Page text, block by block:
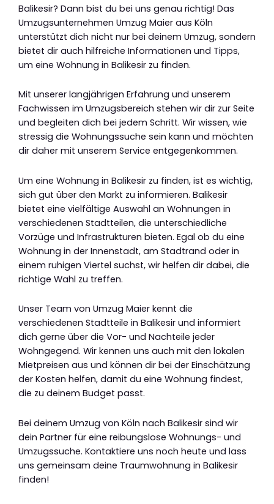
Balikesir? Dann bist du bei uns genau richtig! Das
Umzugsunternehmen Umzug Maier aus Köln
unterstützt dich nicht nur bei deinem Umzug, sondern
bietet dir auch hilfreiche Informationen und Tipps,
um eine Wohnung in Balikesir zu finden.
Mit unserer langjährigen Erfahrung und unserem
Fachwissen im Umzugsbereich stehen wir dir zur Seite
und begleiten dich bei jedem Schritt. Wir wissen, wie
stressig die Wohnungssuche sein kann und möchten
dir daher mit unserem Service entgegenkommen.
Um eine Wohnung in Balikesir zu finden, ist es wichtig,
sich gut über den Markt zu informieren. Balikesir
bietet eine vielfältige Auswahl an Wohnungen in
verschiedenen Stadtteilen, die unterschiedliche
Vorzüge und Infrastrukturen bieten. Egal ob du eine
Wohnung in der Innenstadt, am Stadtrand oder in
einem ruhigen Viertel suchst, wir helfen dir dabei, die
richtige Wahl zu treffen.
Unser Team von Umzug Maier kennt die
verschiedenen Stadtteile in Balikesir und informiert
dich gerne über die Vor- und Nachteile jeder
Wohngegend. Wir kennen uns auch mit den lokalen
Mietpreisen aus und können dir bei der Einschätzung
der Kosten helfen, damit du eine Wohnung findest,
die zu deinem Budget passt.
Bei deinem Umzug von Köln nach Balikesir sind wir
dein Partner für eine reibungslose Wohnungs- und
Umzugssuche. Kontaktiere uns noch heute und lass
uns gemeinsam deine Traumwohnung in Balikesir
finden!